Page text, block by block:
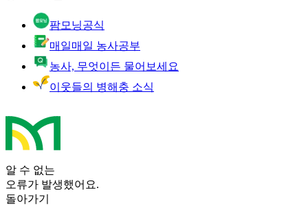
팜모닝공식
매일매일 농사공부
농사, 무엇이든 물어보세요
이웃들의 병해충 소식
알 수 없는
오류가 발생했어요.
돌아가기